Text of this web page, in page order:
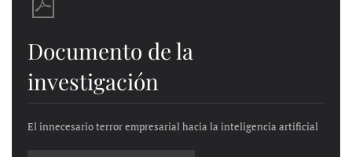
Documento de la
investigación
El innecesario terror empresarial hacia la inteligencia artificial